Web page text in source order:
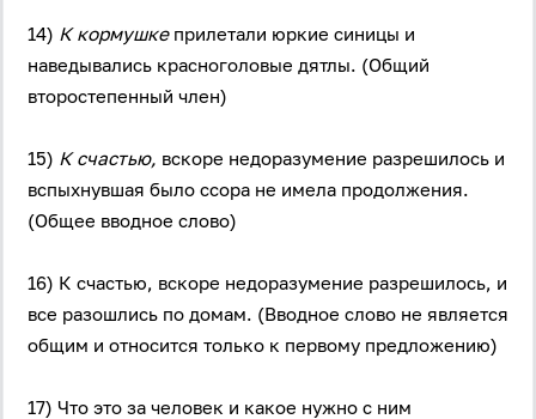
14) К кормушкеприлетали юркие синицы и
наведывались красноголовые дятлы. (Общий
второстепенный член)
15) К счастью, вскоре недоразумение разрешилось и
вспыхнувшая было ссора не имела продолжения.
(Общее вводное слово)
16) К счастью, вскоре недоразумение разрешилось, и
все разошлись по домам. (Вводное слово не является
общим и относится только к первому предложению)
17) Что это за человек и какое нужно с ним